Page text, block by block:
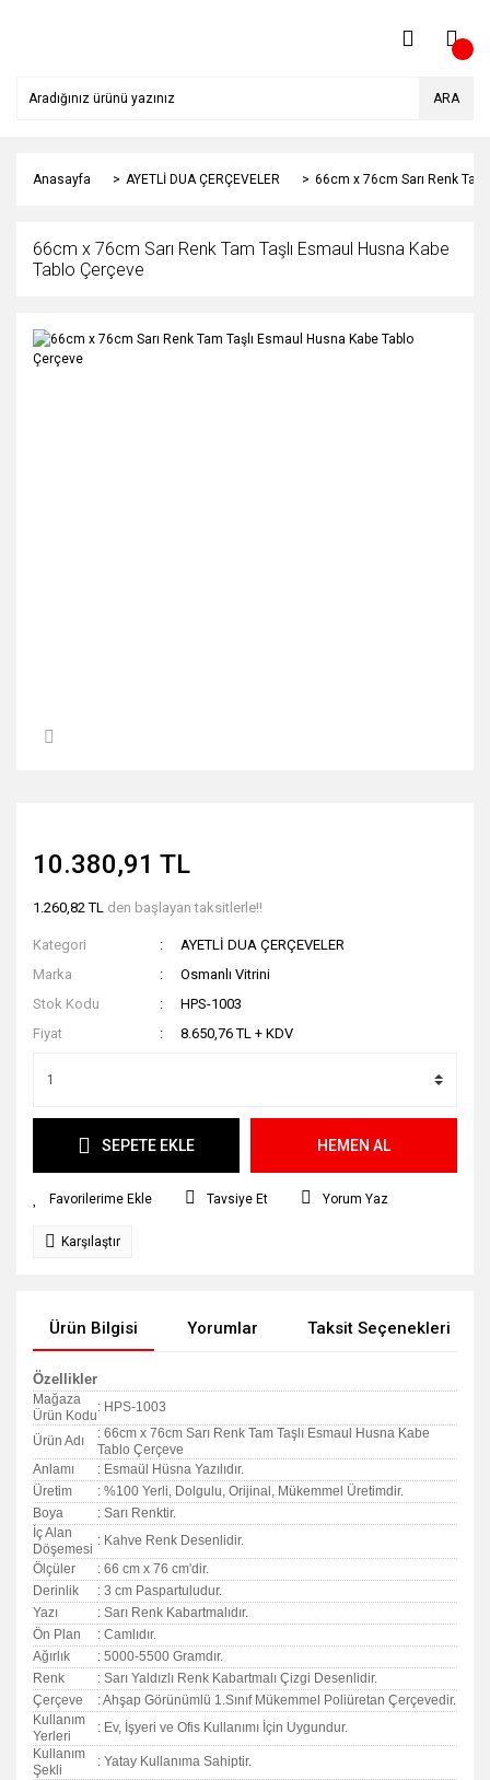
ARA
Anasayfa AYETLİ DUA ÇERÇEVELER 66cm x 76cm Sarı Renk
66cm x 76cm Sarı Renk Tam Taşlı Esmaul Husna Kabe
Tablo Çerçeve
10.380,91 TL
1.260,82 TL den başlayan taksitlerle!!
Kategori
AYETLİ DUA ÇERÇEVELER
Marka
Osmanlı Vitrini
Stok Kodu
HPS-1003
Fiyat
8.650,76 TL + KDV
SEPETE EKLE HEMEN AL
Tavsiye Et Yorum Yaz
Karşılaştır
Ürün Bilgisi Yorumlar Taksit Seçenekleri
Özellikler
Mağaza
Ürün Kodu
: HPS-1003
Ürün Adı
: 66cm x 76cm Sarı Renk Tam Taşlı Esmaul Husna Kabe
Tablo Çerçeve
Anlamı
: Esmaül Hüsna Yazılıdır.
Üretim
: %100 Yerli, Dolgulu, Orijinal, Mükemmel Üretimdir.
Boya
: Sarı Renktir.
İç Alan
Döşemesi
: Kahve Renk Desenlidir.
Ölçüler
: 66 cm x 76 cm'dir.
Derinlik
: 3 cm Paspartuludur.
Yazı
: Sarı Renk Kabartmalıdır.
Ön Plan
: Camlıdır.
Ağırlık
: 5000-5500 Gramdır.
Renk
: Sarı Yaldızlı Renk Kabartmalı Çizgi Desenlidir.
Çerçeve
: Ahşap Görünümlü 1.Sınıf Mükemmel Poliüretan Çerçevedir.
Kullanım
Yerleri
: Ev, İşyeri ve Ofis Kullanımı İçin Uygundur.
Kullanım
Şekli
: Yatay Kullanıma Sahiptir.